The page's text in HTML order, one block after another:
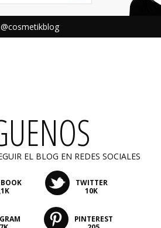
@cosmetikblog
EL BLOG EN REDES SOCIALES
TWITTER
10K
PINTEREST